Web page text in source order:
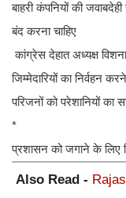
बाहरी कंपनियों की
बंद करना चाहिए
कांग्रेस देहात अध्यक्ष
जिम्मेदारियों का
परिजनों को परेशानियों का
*
प्रशासन को जगाने के लिए
Also Read -